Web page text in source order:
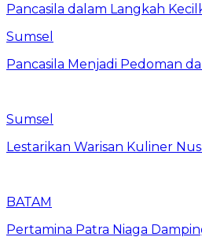
Pancasila dalam Langkah
Sumsel
Pancasila Menjadi Pedoman
Sumsel
Lestarikan Warisan Kuliner
BATAM
Pertamina Patra Niaga